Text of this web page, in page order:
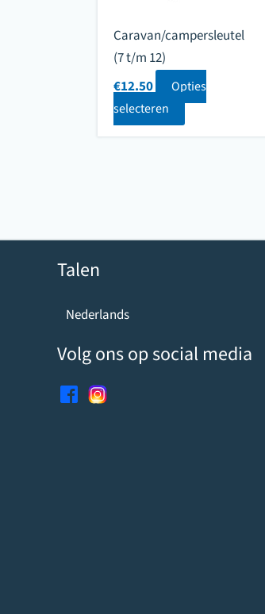
Caravan/campersleutel
(7 t/m 12)
€12.50
Opties
selecteren
Talen
Nederlands
Volg ons op social media